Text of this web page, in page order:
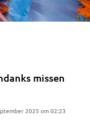
missen
2025 om 02:23